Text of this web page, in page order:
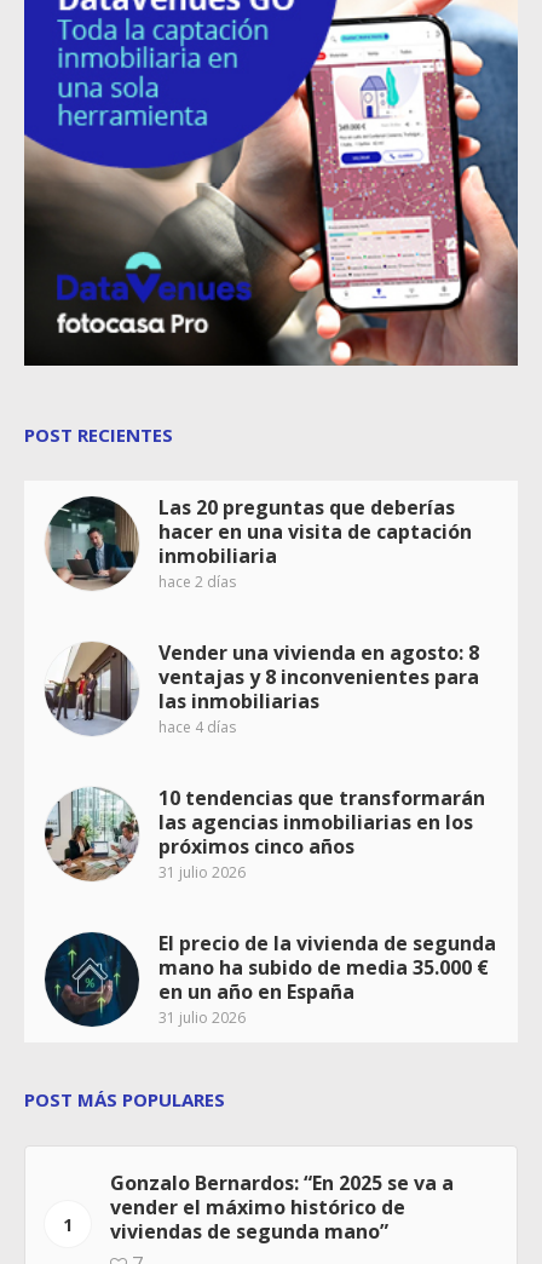
POST RECIENTES
Las 20 preguntas que deberías
hacer en una visita de captación
inmobiliaria
hace 2 días
Vender una vivienda en agosto: 8
ventajas y 8 inconvenientes para
las inmobiliarias
hace 4 días
10 tendencias que transformarán
las agencias inmobiliarias en los
próximos cinco años
31 julio 2026
El precio de la vivienda de segunda
mano ha subido de media 35.000 €
en un año en España
31 julio 2026
POST MÁS POPULARES
1
Gonzalo Bernardos: “En 2025 se va a
vender el máximo histórico de
viviendas de segunda mano”